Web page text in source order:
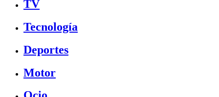
TV
Tecnología
Deportes
Motor